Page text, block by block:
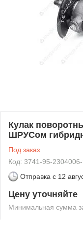
Кулак
ШРУСом
Под заказ
Код: 3741-95-
Отправка с 12
Цену уточняйте
Минимальная сумма